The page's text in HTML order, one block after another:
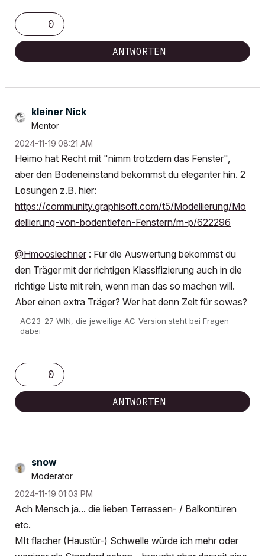
0
ANTWORTEN
kleiner Nick
Mentor
‎2024-11-19 08:21 AM
Heimo hat Recht mit "nimm trotzdem das Fenster",
aber den Bodeneinstand bekommst du eleganter hin. 2
Lösungen z.B. hier:
https://community.graphisoft.com/t5/Modellierung/Mo
dellierung-von-bodentiefen-Fenstern/m-p/622296
@Hmooslechner : Für die Auswertung bekommst du
den Träger mit der richtigen Klassifizierung auch in die
richtige Liste mit rein, wenn man das so machen will.
Aber einen extra Träger? Wer hat denn Zeit für sowas?
AC23-27 WIN, die jeweilige AC-Version steht bei Fragen
dabei
0
ANTWORTEN
snow
Moderator
‎2024-11-19 01:03 PM
Ach Mensch ja... die lieben Terrassen- / Balkontüren
etc.
MIt flacher (Haustür-) Schwelle würde ich mehr oder